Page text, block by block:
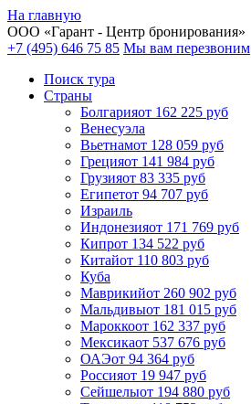
На главную
ООО «Гарант - Центр бронирования»
+7 (495) 646 75 85 Мы вам перезвоним
Поиск тура
Cтраны
Болгарияот 162 225 руб
Венесуэла
Вьетнамот 128 059 руб
Грецияот 141 984 руб
Грузияот 83 335 руб
Египетот 94 707 руб
Израиль
Индонезияот 171 769 руб
Кипрот 134 522 руб
Китайот 110 803 руб
Куба
Маврикийот 260 902 руб
Мальдивыот 181 015 руб
Мароккоот 162 337 руб
Мексикаот 537 676 руб
ОАЭот 94 364 руб
Россияот 19 947 руб
Сейшелыот 194 880 руб